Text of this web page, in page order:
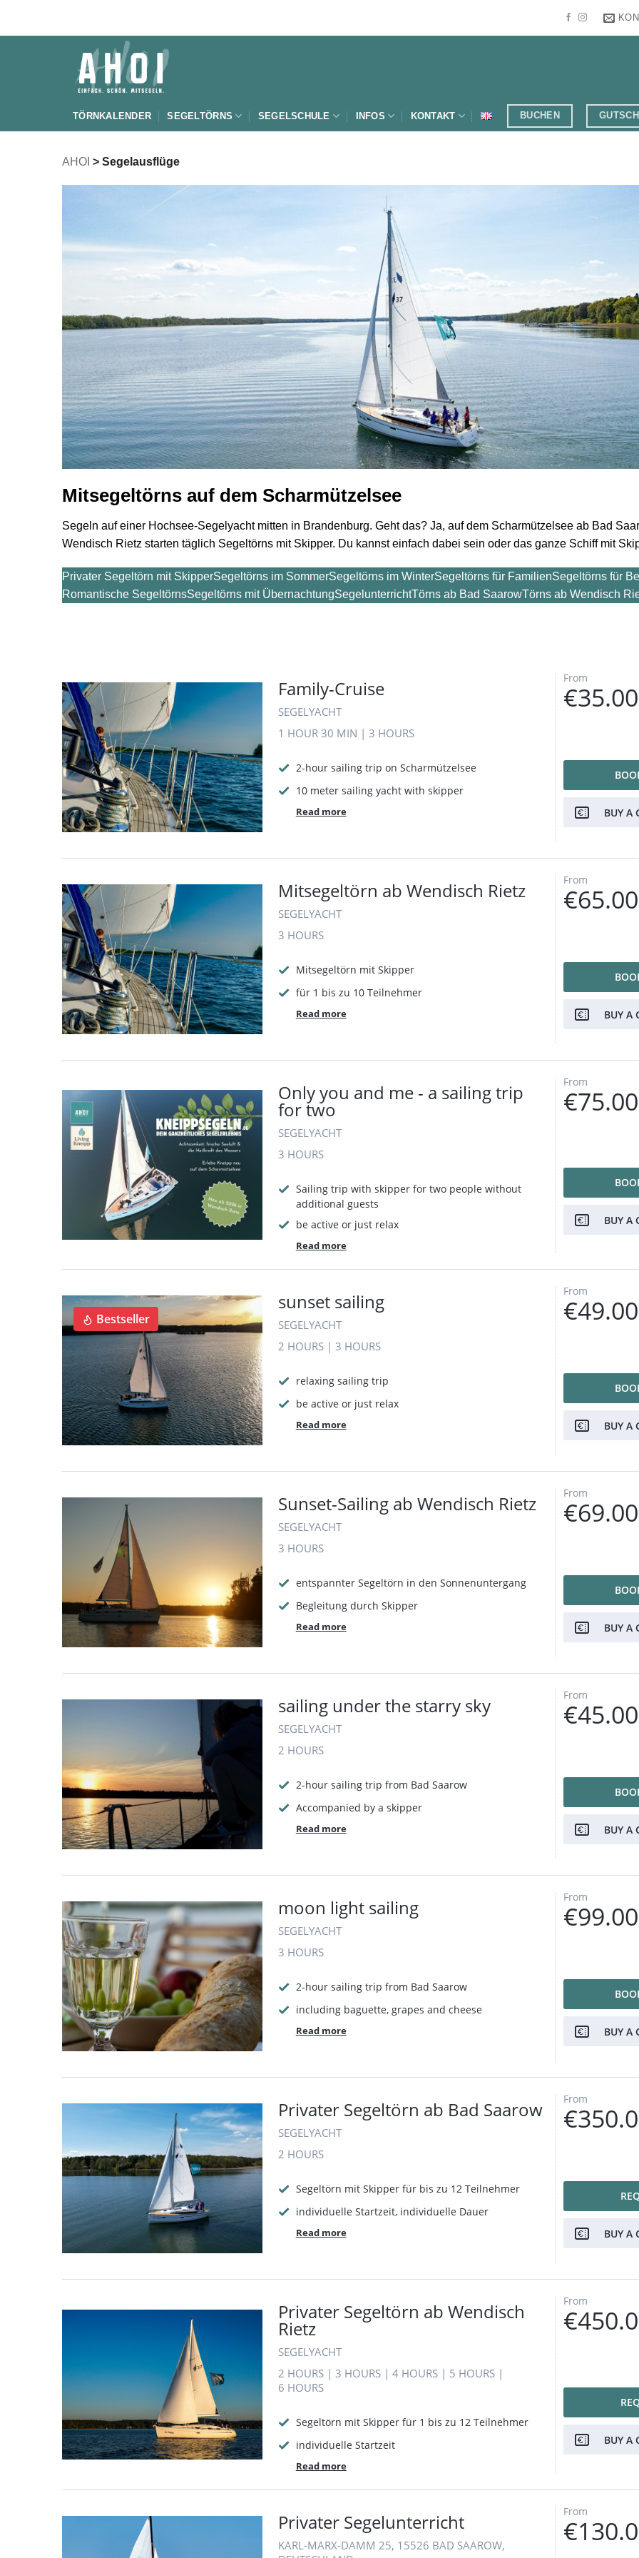
TÖRNKALENDER SEGELTÖRNS SEGELSCHULE INFOS KONTAKT BUCHEN
AHOI > Segelausflüge
Mitsegeltörns auf dem Scharmützelsee
Segeln auf einer Hochsee-Segelyacht mitten in Brandenburg. Geht das? Ja, auf dem Scharmützelsee ab Bad
Wendisch Rietz starten täglich Segeltörns mit Skipper. Du kannst einfach dabei sein oder das ganze Schiff mit
Privater Segeltörn mit SkipperSegeltörns im SommerSegeltörns im WinterSegeltörns für FamilienSegeltörns für
Romantische SegeltörnsSegeltörns mit ÜbernachtungSegelunterrichtTörns ab Bad SaarowTörns ab Wendisch
Family-Cruise
SEGELYACHT
1 HOUR 30 MIN | 3 HOURS
2-hour sailing trip on Scharmützelsee
10 meter sailing yacht with skipper
Read more
From
€35.00
BUY A
Mitsegeltörn ab Wendisch Rietz
SEGELYACHT
3 HOURS
Mitsegeltörn mit Skipper
für 1 bis zu 10 Teilnehmer
Read more
From
€65.00
BUY A
Only you and me - a sailing trip
for two
SEGELYACHT
3 HOURS
Sailing trip with skipper for two people without
additional guests
be active or just relax
Read more
From
€75.00
BUY A
Bestseller
sunset sailing
SEGELYACHT
2 HOURS| 3 HOURS
relaxing sailing trip
be active or just relax
Read more
From
€49.00
BUY A
Sunset-Sailing ab Wendisch Rietz
SEGELYACHT
3 HOURS
entspannter Segeltörn in den Sonnenuntergang
Begleitung durch Skipper
Read more
From
€69.00
BUY A
sailing under the starry sky
SEGELYACHT
2 HOURS
2-hour sailing trip from Bad Saarow
Accompanied by a skipper
Read more
From
€45.00
BUY A
moon light sailing
SEGELYACHT
3 HOURS
2-hour sailing trip from Bad Saarow
including baguette, grapes and cheese
Read more
From
€99.00
BUY A
Privater Segeltörn ab Bad Saarow
SEGELYACHT
2 HOURS
Segeltörn mit Skipper für bis zu 12 Teilnehmer
individuelle Startzeit, individuelle Dauer
Read more
From
BUY A
Privater Segeltörn ab Wendisch
Rietz
SEGELYACHT
2 HOURS| 3 HOURS| 4 HOURS| 5 HOURS|
6 HOURS
Segeltörn mit Skipper für 1 bis zu 12 Teilnehmer
individuelle Startzeit
Read more
From
BUY A
Privater Segelunterricht
KARL-MARX-DAMM 25, 15526 BAD SAAROW,
From
online nach einem
Ausflug gesucht.
Angefragt, schnelle
Rückmeldung, gebucht.
Sehr schöner Ausflug
mit Skipper, der alle ein
wenig mit einbezogen
hat. Ausreichend Zeit
zum Relaxen, Baden,
Sonne genießen. Ein
bischen was zur
Weiterlesen
Danke
mit
bester
gute
Julia R.
Wir haben spontan
online nach einem
Ausflug gesucht.
Angefragt, schnelle
Rückmeldung, gebucht.
Umgebung haben wir
Danke
mit
bester